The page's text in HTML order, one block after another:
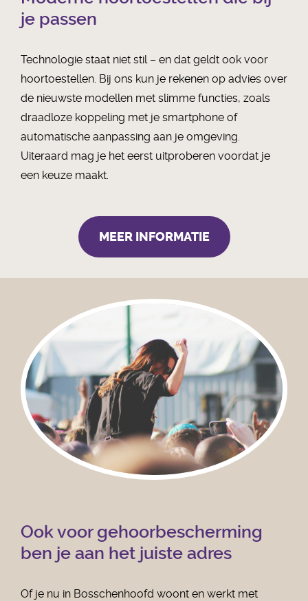
je passen
Technologie staat niet stil – en dat geldt ook voor
hoortoestellen. Bij ons kun je rekenen op advies over
de nieuwste modellen met slimme functies, zoals
draadloze koppeling met je smartphone of
automatische aanpassing aan je omgeving.
Uiteraard mag je het eerst uitproberen voordat je
een keuze maakt.
MEER INFORMATIE
Ook voor gehoorbescherming
ben je aan het juiste adres
Of je nu in Bosschenhoofd woont en werkt met